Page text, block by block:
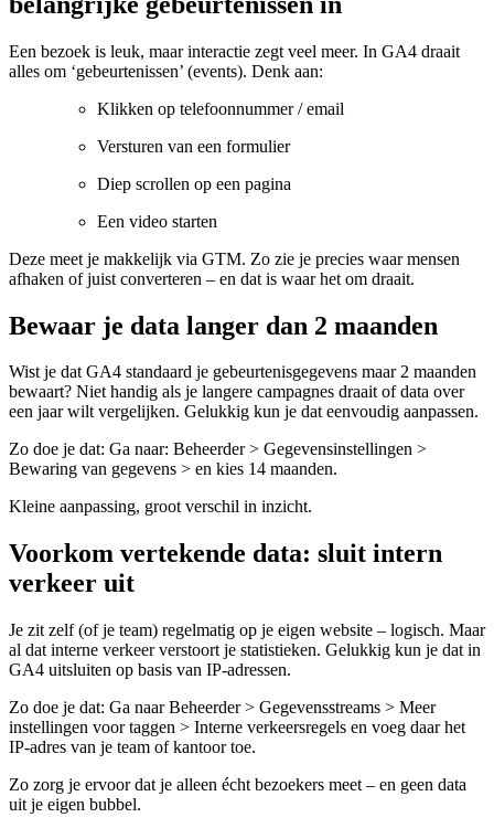
Een bezoek is leuk, maar interactie zegt veel meer. In GA4 draait
alles om ‘gebeurtenissen’ (events). Denk aan:
Klikken op telefoonnummer / email
Versturen van een formulier
Diep scrollen op een pagina
Een video starten
Deze meet je makkelijk via GTM. Zo zie je precies waar mensen
afhaken of juist converteren – en dat is waar het om draait.
Bewaar je data langer dan 2 maanden
Wist je dat GA4 standaard je gebeurtenisgegevens maar 2 maanden
bewaart? Niet handig als je langere campagnes draait of data over
een jaar wilt vergelijken. Gelukkig kun je dat eenvoudig aanpassen.
Zo doe je dat: Ga naar: Beheerder > Gegevensinstellingen >
Bewaring van gegevens > en kies 14 maanden.
Kleine aanpassing, groot verschil in inzicht.
Voorkom vertekende data: sluit intern
verkeer uit
Je zit zelf (of je team) regelmatig op je eigen website – logisch. Maar
al dat interne verkeer verstoort je statistieken. Gelukkig kun je dat in
GA4 uitsluiten op basis van IP-adressen.
Zo doe je dat: Ga naar Beheerder > Gegevensstreams > Meer
instellingen voor taggen > Interne verkeersregels en voeg daar het
IP-adres van je team of kantoor toe.
Zo zorg je ervoor dat je alleen écht bezoekers meet – en geen data
uit je eigen bubbel.